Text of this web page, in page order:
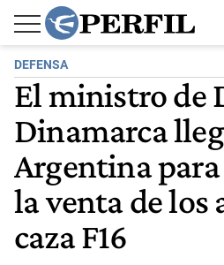
DEFENSA
El ministro de
Dinamarca
Argentina
la venta de los
caza F16